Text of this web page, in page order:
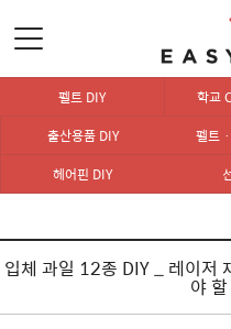
펠트 DIY 학교
출산용품 DIY
펠트
헤어핀 DIY
입체 과일 12종 DIY _ 레이저
야